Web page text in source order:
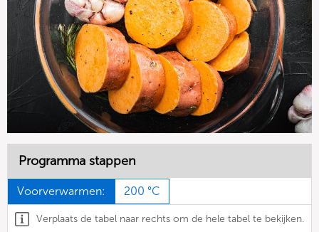
Programma stappen
Voorverwarmen: 200 °C
Verplaats de tabel naar rechts om de hele tabel te bekijken.